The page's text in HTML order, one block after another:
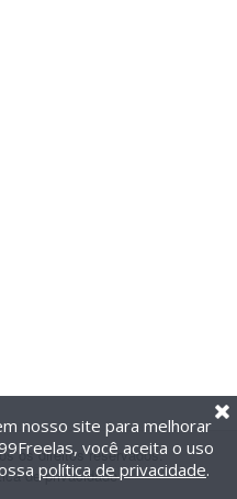
os direitos reservados.
de privacidade
nosso site para melhorar
você aceita o uso
política de privacidade.